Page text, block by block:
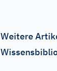
Weitere